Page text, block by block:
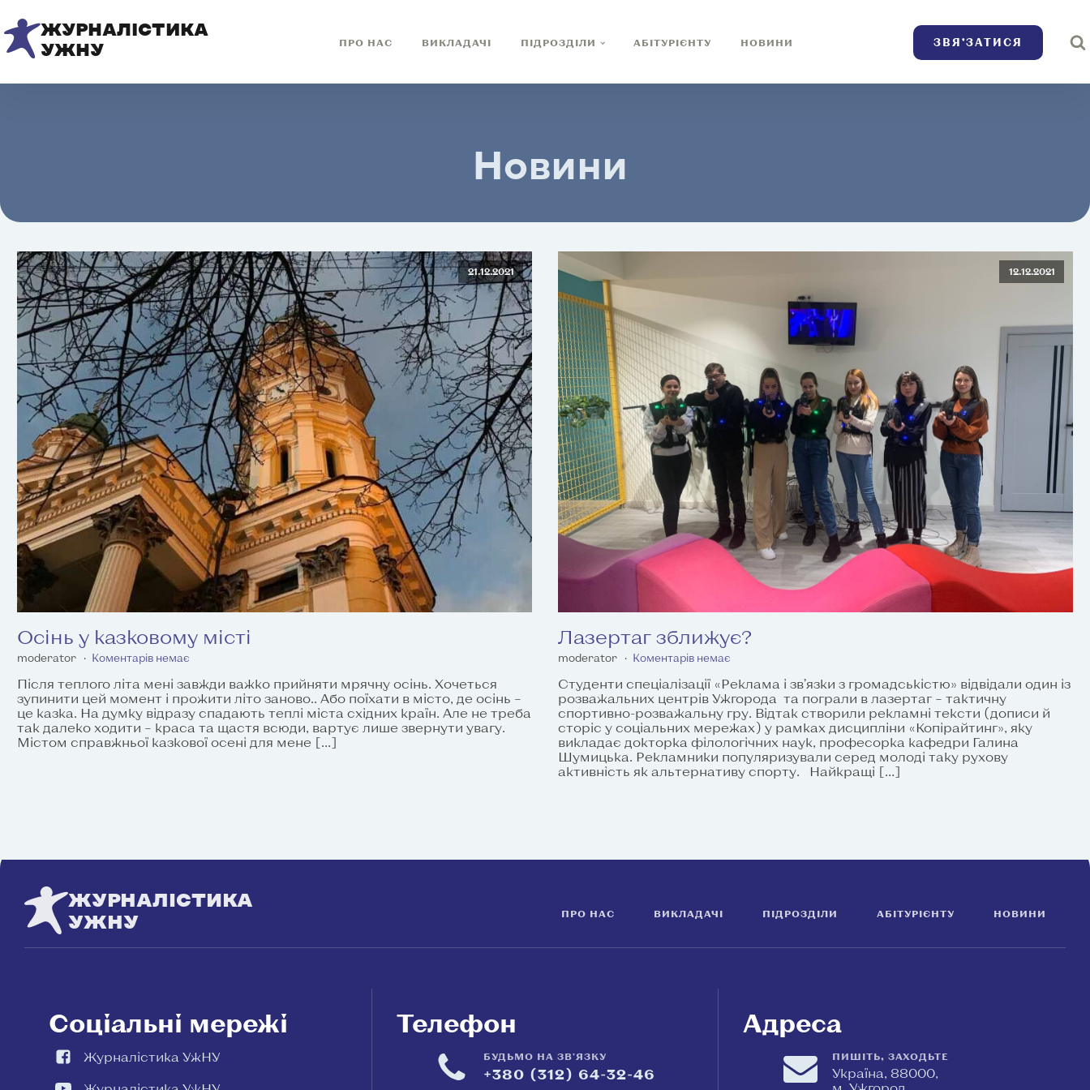
ЖУРНАЛІСТИКА
УЖНУ
ПРО НАС ВИКЛАДАЧІ ПІДРОЗДІЛИ АБІТУРІЄНТУ НОВИНИ ЗВЯ’ЗАТИСЯ
Новини
21.12.2021
Осінь у казковому місті
moderator Коментарів немає
Після теплого літа мені завжди важко прийняти мрячну осінь. Хочеться
зупинити цей момент і прожити літо заново.. Або поїхати в місто, де осінь –
це казка. На думку відразу спадають теплі міста східних країн. Але не треба
так далеко ходити – краса та щастя всюди, вартує лише звернути увагу.
Містом справжньої казкової осені для мене […]
12.12.2021
Лазертаг зближує?
moderator Коментарів немає
Студенти спеціалізації «Реклама і зв’язки з громадськістю» відвідали один із
розважальних центрів Ужгорода та пограли в лазертаг – тактичну
спортивно-розважальну гру. Відтак створили рекламні тексти (дописи й
сторіс у соціальних мережах) у рамках дисципліни «Копірайтинг», яку
викладає докторка філологічних наук, професорка кафедри Галина
Шумицька. Рекламники популяризували серед молоді таку рухову
активність як альтернативу спорту. Найкращі […]
ЖУРНАЛІСТИКА
УЖНУ
ПРО НАС ВИКЛАДАЧІ ПІДРОЗДІЛИ АБІТУРІЄНТУ НОВИНИ
Соціальні мережі
Журналістика УжНУ
Телефон
БУДЬМО НА ЗВ'ЯЗКУ
+380 (312) 64-32-46
Адреса
ПИШІТЬ, ЗАХОДЬТЕ
Україна, 88000,